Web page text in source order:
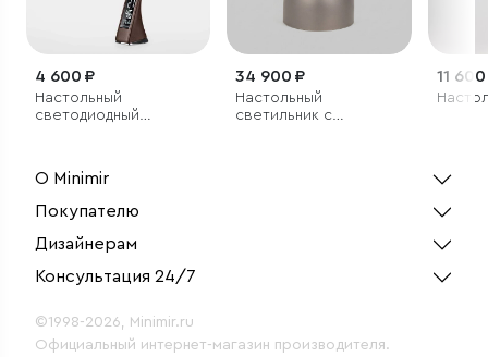
4 600 ₽
Настольный
светодиодный
34 900 ₽
Настольный
светильник с
11
О Minimir
Покупателю
Дизайнерам
Консультация 24/7
©1998-2026, Minimir.ru
Официальный интернет-магазин производителя.